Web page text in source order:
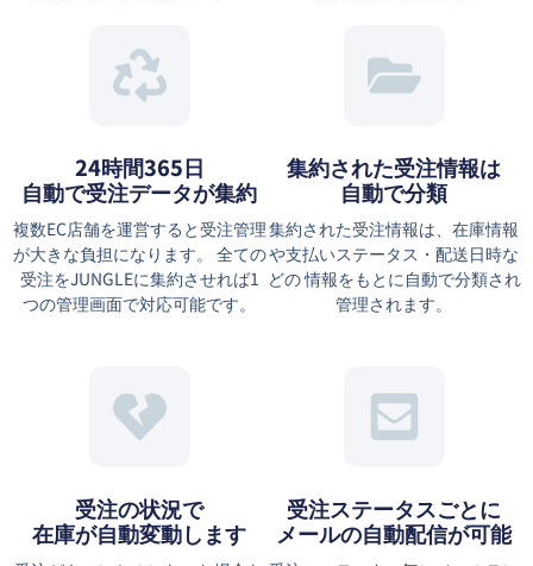
24時間365日
自動で受注データが集約
複数EC店舗を運営すると受注管理
が大きな負担になります。 全ての
受注をJUNGLEに集約させれば1
つの管理画面で対応可能です。
集約された受注情報は
⾃動で分類
集約された受注情報は、在庫情報
や⽀払いステータス・配送⽇時な
どの 情報をもとに⾃動で分類され
管理されます。
受注の状況で
在庫が自動変動します
受注ステータスごとに
メールの自動配信が可能